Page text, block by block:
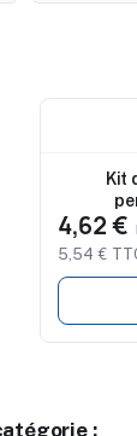
Kit
4,62 €
5,54 €
: